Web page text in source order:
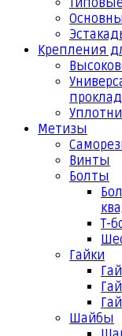
Крепления
Метизы
Винты
Болты
Т-
Гайки
Шайбы